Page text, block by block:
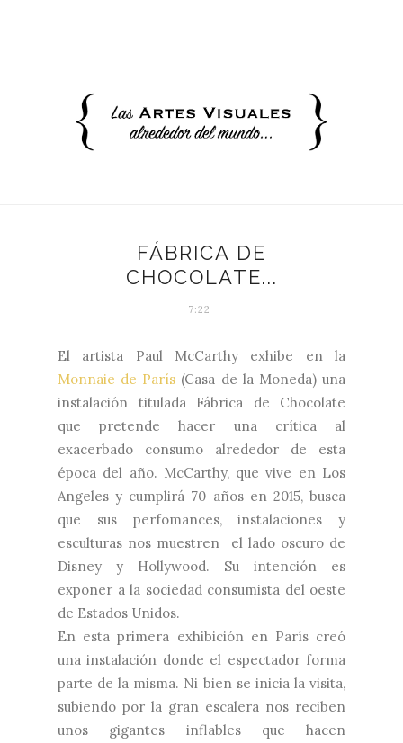
FÁBRICA DE
CHOCOLATE...
7:22
El artista Paul McCarthy exhibe en la
Monnaie de París (Casa de la Moneda) una
instalación titulada Fábrica de Chocolate
que
pretende hacer una crítica al
exacerbado consumo alrededor de esta
época del año. McCarthy, que vive en Los
Angeles y cumplirá 70 años en 2015, busca
que sus perfomances, instalaciones y
esculturas nos muestren el lado oscuro de
Disney y Hollywood. Su intención es
exponer a la sociedad consumista del oeste
de Estados Unidos.
En esta primera exhibición en París creó
una instalación donde el espectador forma
parte de la misma. Ni bien se inicia la visita,
subiendo por la gran escalera nos reciben
unos gigantes inflables que hacen